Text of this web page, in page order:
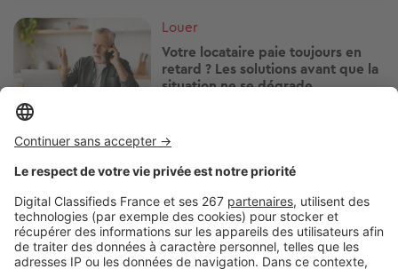
Image
Louer
Votre locataire paie toujours en
retard ? Les solutions avant que la
situation ne se dégrade
Image
Louer
avant d'installer une climatisation